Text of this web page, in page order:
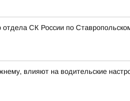
отдела СК России по
влияют на водительские